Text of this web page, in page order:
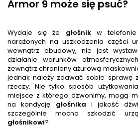
Armor 9 może się psuć?
Wydaje się że głośnikw telefonie
narażonych na uszkodzenia części
wewnątrz obudowy, nie jest
działanie warunków
zewnątrz chroniony ażurową
jednak należy zdawać sobie sprawę
rzeczy. Nie tylko sposób
miejsce z którego dzwonimy, mogą
na kondycję głośnika i jakość
szczególnie mocno szkodzić
głośnikowi?